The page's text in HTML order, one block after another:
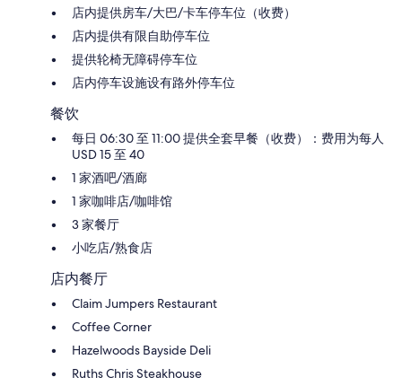
店内提供房车/大巴/卡车停车位（收费）
店内提供有限自助停车位
提供轮椅无障碍停车位
店内停车设施设有路外停车位
餐饮
每日 06:30 至 11:00 提供全套早餐（收费）：费用为每人
USD 15 至 40
1 家酒吧/酒廊
1 家咖啡店/咖啡馆
3 家餐厅
小吃店/熟食店
店内餐厅
Claim Jumpers Restaurant
Coffee Corner
Hazelwoods Bayside Deli
Ruths Chris Steakhouse